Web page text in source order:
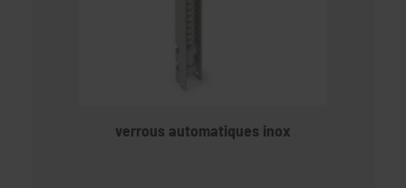
verrous automatiques inox